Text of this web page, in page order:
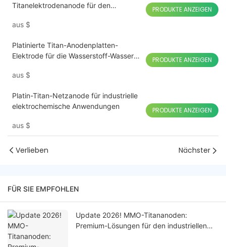
Titanelektrodenanode für den
und Gemüse
aus $
PRODUKTE ANZEIGEN
Platinierte Titan-Anodenplatten-
Elektrode für die Wasserstoff-Wasser-
aus $
PRODUKTE ANZEIGEN
Platin-Titan-Netzanode für industrielle
elektrochemische Anwendungen
aus $
PRODUKTE ANZEIGEN
Verlieben Nächster
FÜR SIE EMPFOHLEN
Update 2026! MMO-Titananoden:
Premium-Lösungen für den industriellen